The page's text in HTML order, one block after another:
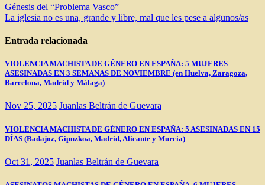
Navegación
de
entradas
Génesis del “Problema Vasco”
La iglesia no es una, grande y libre, mal que les pese a algunos/as
Entrada relacionada
VIOLENCIA MACHISTA DE GÉNERO EN ESPAÑA: 5 MUJERES
ASESINADAS EN 3 SEMANAS DE NOVIEMBRE (en Huelva, Zaragoza,
Barcelona, Madrid y Málaga)
Nov 25, 2025 Juanlas Beltrán de Guevara
VIOLENCIA MACHISTA DE GÉNERO EN ESPAÑA: 5 ASESINADAS EN 15
DÍAS (Badajoz, Gipuzkoa, Madrid, Alicante y Murcia)
Oct 31, 2025 Juanlas Beltrán de Guevara